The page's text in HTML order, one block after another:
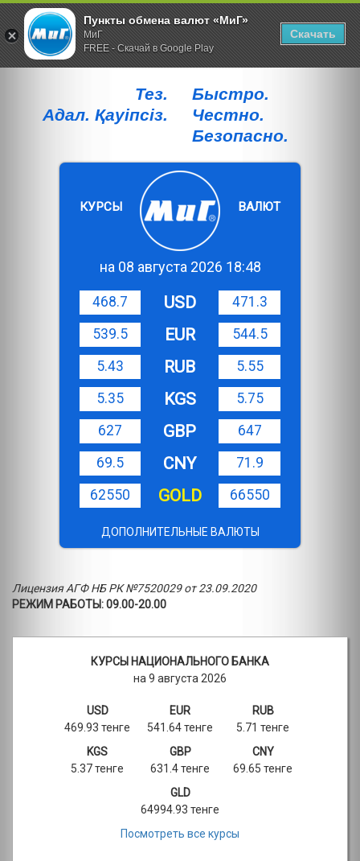
Тез.
Адал. Қауiпсiз.
Быстро.
Честно.
Безопасно.
КУРСЫ ВАЛЮТ
на 08 августа 2026 18:48
468.7 USD
471.3
539.5
EUR
544.5
5.43
RUB
5.55
5.35
KGS
5.75
627
GBP
647
69.5
CNY
71.9
62550
GOLD 66550
ДОПОЛНИТЕЛЬНЫЕ ВАЛЮТЫ
Лицензия АГФ НБ РК №7520029 от 23.09.2020
РЕЖИМ РАБОТЫ: 09.00-20.00
КУРСЫ НАЦИОНАЛЬНОГО БАНКА
на 9 августа 2026
USD
469.93 тенге
EUR
541.64 тенге
RUB
5.71 тенге
KGS
5.37 тенге
GBP
631.4 тенге
CNY
69.65 тенге
GLD
64994.93 тенге
Посмотреть все курсы
Пункты обмена валют «МиГ»
МиГ
FREE - Скачай в Google Play
Скачать